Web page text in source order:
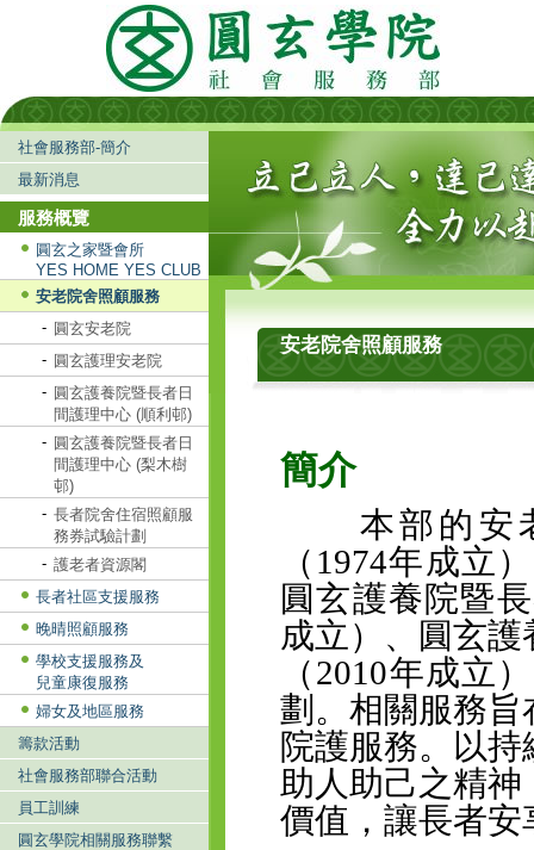
社會服務部-簡介
最新消息
服務概覽
圓玄之家暨會所
YES HOME YES CLUB
安老院舍照顧服務
- 圓玄安老院
- 圓玄護理安老院
- 圓玄護養院暨長者日
間護理中心 (順利邨)
- 圓玄護養院暨長者日
間護理中心 (梨木樹
邨)
- 長者院舍住宿照顧服
務券試驗計劃
- 護老者資源閣
長者社區支援服務
晚晴照顧服務
學校支援服務及
兒童康復服務
婦女及地區服務
籌款活動
社會服務部聯合活動
員工訓練
圓玄學院相關服務聯繫
安老院舍照顧服務
簡介
本部的安老
（1974年成立
圓玄護養院暨
成立）、
圓玄
（2010年成立
劃 。相關服務
院護服務。以
助人助己之精
價值，讓長者安